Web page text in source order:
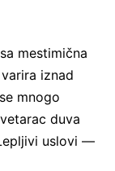
mestimična
iznad
mnogo
duva
uslovi —